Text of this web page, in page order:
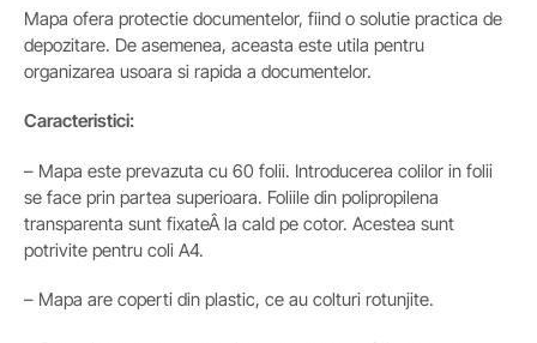
Mapa ofera protectie documentelor, fiind o solutie practica de
depozitare. De asemenea, aceasta este utila pentru
organizarea usoara si rapida a documentelor.
Caracteristici:
– Mapa este prevazuta cu 60 folii. Introducerea colilor in folii
se face prin partea superioara. Foliile din polipropilena
transparenta sunt fixateÂ la cald pe cotor. Acestea sunt
potrivite pentru coli A4.
– Mapa are coperti din plastic, ce au colturi rotunjite.